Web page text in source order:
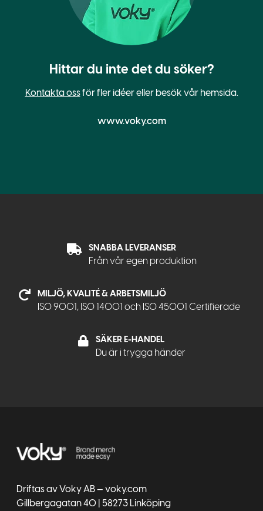
Hittar du inte det du söker?
Kontakta ossför fler idéer eller besök vår hemsida.
www.voky.com
SNABBA LEVERANSER
Från vår egen produktion
MILJÖ, KVALITÉ & ARBETSMILJÖ
ISO 9001, ISO 14001 och ISO 45001 Certifierade
SÄKER E-HANDEL
Du är i trygga händer
Driftas av Voky AB — voky.com
Gillbergagatan 40 | 58273 Linköping